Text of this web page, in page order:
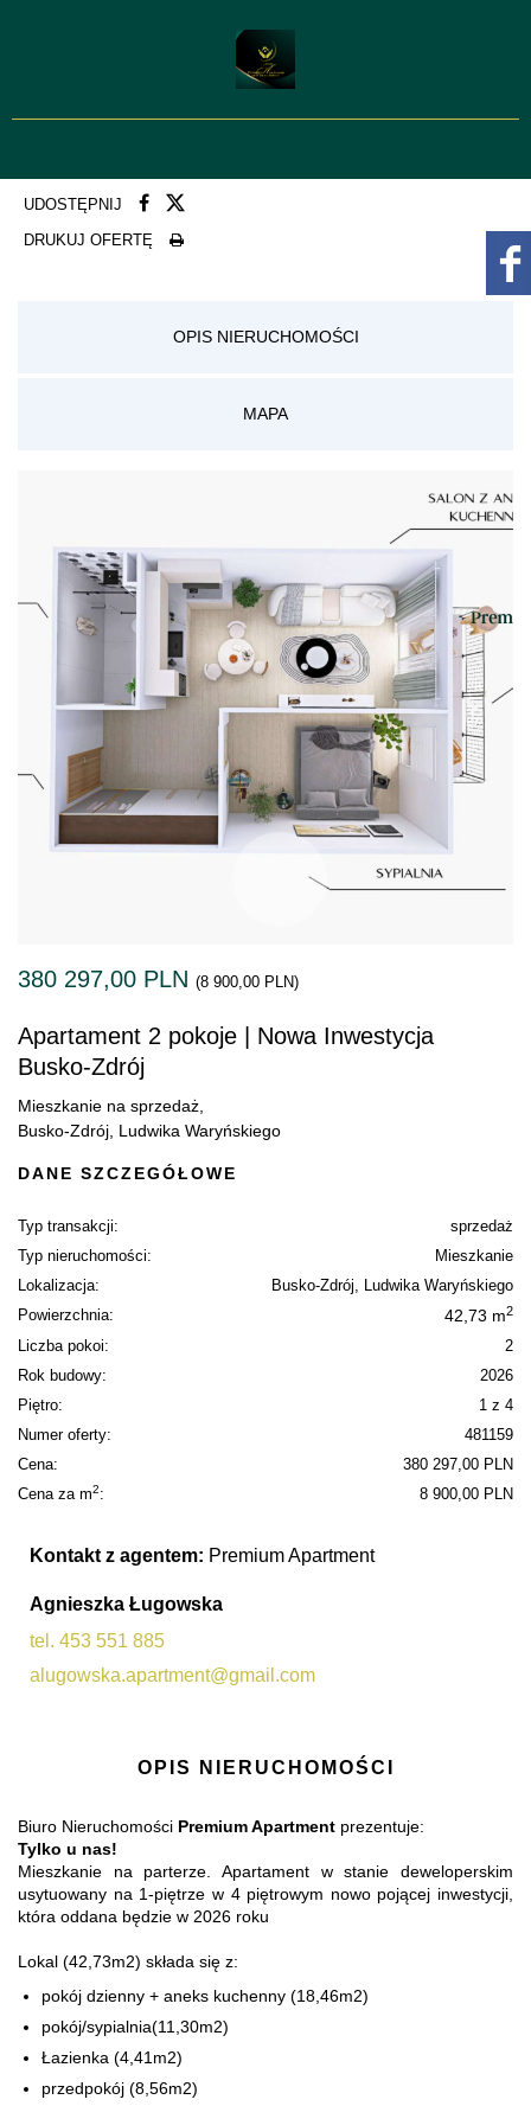
UDOSTĘPNIJ
DRUKUJ OFERTĘ
OPIS NIERUCHOMOŚCI
MAPA
380 297,00 PLN (8 900,00 PLN)
Apartament 2 pokoje | Nowa Inwestycja
Busko-Zdrój
Mieszkanie na sprzedaż,
Busko-Zdrój, Ludwika Waryńskiego
DANE SZCZEGÓŁOWE
Typ transakcji:
sprzedaż
Typ nieruchomości:
Mieszkanie
Lokalizacja:
Busko-Zdrój, Ludwika Waryńskiego
Powierzchnia:
42,73 m2
Liczba pokoi:
2
Rok budowy:
2026
Piętro:
1 z 4
Numer oferty:
481159
Cena:
380 297,00 PLN
Cena za m2: 8 900,00 PLN
Kontakt z agentem: Premium Apartment
Agnieszka Ługowska
tel. 453 551 885
alugowska.apartment@gmail.com
OPIS NIERUCHOMOŚCI
Biuro Nieruchomości Premium Apartment prezentuje:
Tylko u nas!
Mieszkanie na parterze. Apartament w stanie deweloperskim
usytuowany na 1-piętrze w 4 piętrowym nowo pojącej inwestycji,
która oddana będzie w 2026 roku
Lokal (42,73m2) składa się z:
pokój dzienny + aneks kuchenny (18,46m2)
pokój/sypialnia(11,30m2)
Łazienka (4,41m2)
przedpokój (8,56m2)